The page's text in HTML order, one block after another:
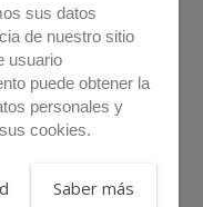
sus datos
de nuestro sitio
usuario
puede obtener la
personales y
cookies.
Saber más